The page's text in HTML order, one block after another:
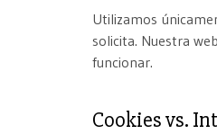
Utilizamos
solicita. Nuestra
funcionar.
Cookies vs.